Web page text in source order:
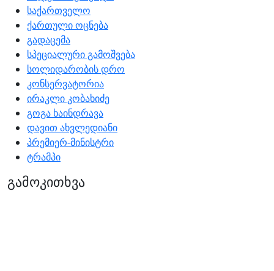
საქართველო
ქართული ოცნება
გადაცემა
სპეციალური გამოშვება
სოლიდარობის დრო
კონსერვატორია
ირაკლი კობახიძე
გოგა ხაინდრავა
დავით ახვლედიანი
პრემიერ-მინისტრი
ტრამპი
გამოკითხვა